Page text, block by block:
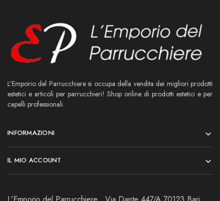
L'Emporio del Parrucchiere si occupa della vendita dei migliori prodotti
estetici e articoli per parrucchieri! Shop online di prodotti estetici e per
capelli professionali.
INFORMAZIONI
IL MIO ACCOUNT